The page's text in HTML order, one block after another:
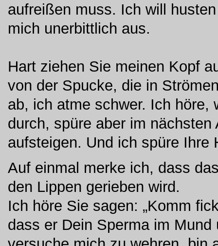
aufreißen muss. Ich will
mich unerbittlich aus.
Hart ziehen Sie meinen Kopf
von der Spucke, die in
ab, ich atme schwer. Ich höre,
durch, spüre aber im
aufsteigen. Und ich spüre Ihre
Auf einmal merke ich, dass
den Lippen gerieben wird.
Ich höre Sie sagen: „Komm
dass er Dein Sperma im